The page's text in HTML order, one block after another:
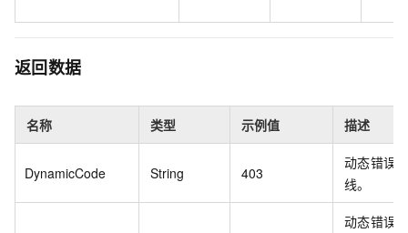
返回数据
名称 类型 示例值 描述
DynamicCode String 403
动态错误
线。
动态错误